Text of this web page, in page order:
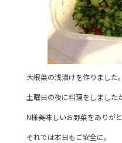
大根葉の浅漬けを作りました。
土曜日の夜に料理をしました
N様美味しいお野菜をありが
それでは本日もご安全に。